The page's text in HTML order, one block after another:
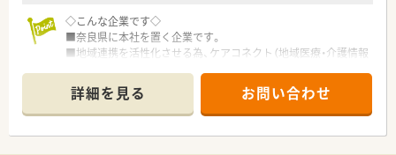
◇こんな企業です◇
■奈良県に本社を置く企業です。
■地域連携を活性化させる為、ケアコネクト（地域医療・介護情報
■ボトムアップを大切にする会社です。在宅推進チームや学会
発表チーム、マニュアルチームなど手上げ式で有志を募り、やり
たい仕事をしてもらいながら社内を活気付けたいという考えで
す。
詳細を見る お問い合わせ